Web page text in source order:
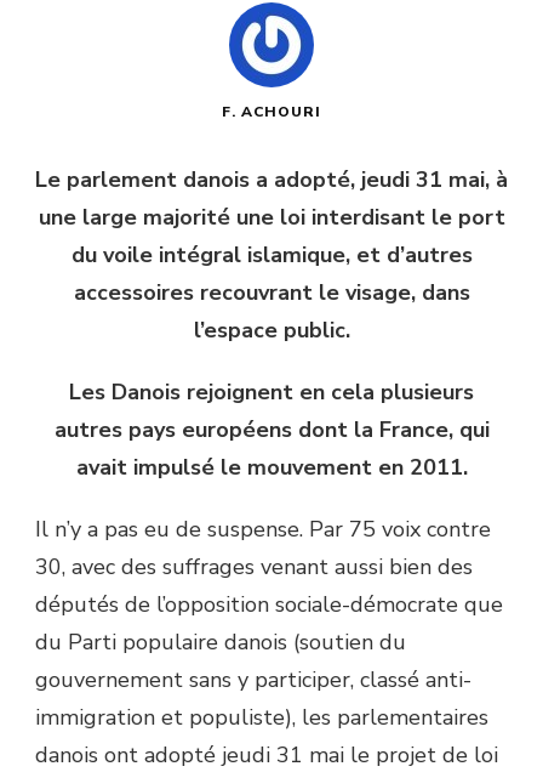
F. ACHOURI
Le parlement danois a adopté, jeudi 31 mai, à
une large majorité une loi interdisant le port
du voile intégral islamique, et d’autres
accessoires recouvrant le visage, dans
l’espace public.
Les Danois rejoignent en cela plusieurs
autres pays européens dont la France, qui
avait impulsé le mouvement en 2011.
Il n’y a pas eu de suspense. Par 75 voix contre
30, avec des suffrages venant aussi bien des
députés de l’opposition sociale-démocrate que
du Parti populaire danois (soutien du
gouvernement sans y participer, classé anti-
immigration et populiste), les parlementaires
danois ont adopté jeudi 31 mai le projet de loi